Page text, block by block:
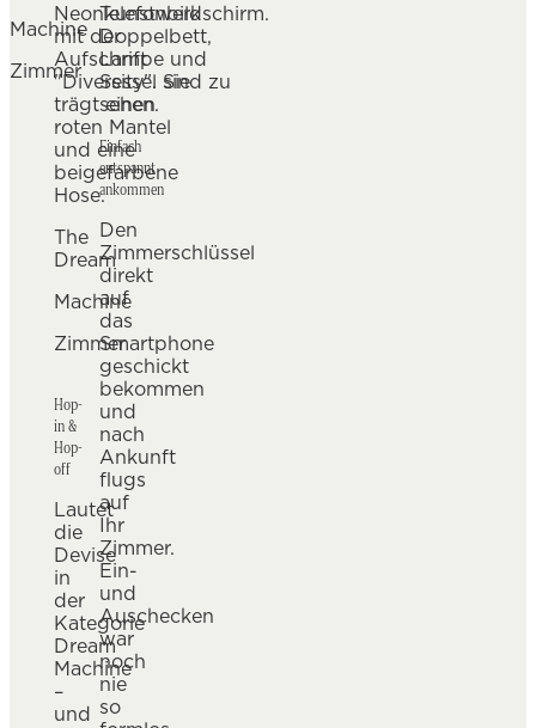
Machine
Zimmer
The
Dream
Machine
Zimmer
Hop-
in &
Hop-
off
Lautet
die
Devise
in
der
Kategorie
Dream
Machine
–
und
Einfach
entspannt
ankommen
Den
Zimmerschlüssel
direkt
auf
das
Smartphone
geschickt
bekommen
und
nach
Ankunft
flugs
auf
Ihr
Zimmer.
Ein-
und
Auschecken
war
noch
nie
so